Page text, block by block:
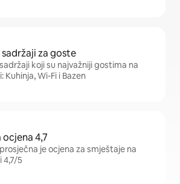
za goste
koji su najvažniji gostima na
Kuhinja, Wi-Fi i Bazen
ocjena 4,7
je ocjena za smještaje na
4,7/5